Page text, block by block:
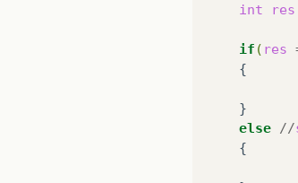
int
res
if ( res
else
//
{